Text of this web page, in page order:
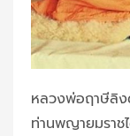
หลวงพ่อฤาษีลิง
ท่านพญายมราช